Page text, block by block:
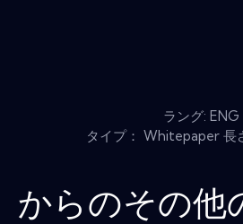
ラング: ENG
タイプ： Whitepaper 長
からのその他